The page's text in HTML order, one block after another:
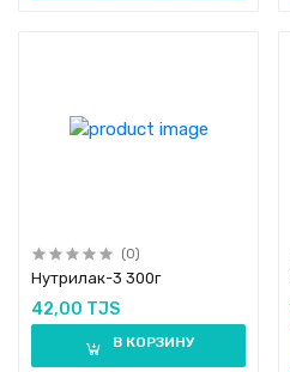
(0)
Нутрилак-3 300г
42,00 TJS
В КОРЗИНУ